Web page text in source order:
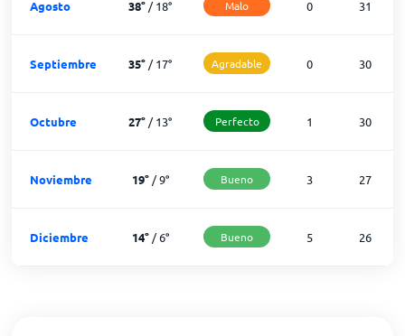
Agosto 38° /18° Malo 0 31
Septiembre 35° /17° Agradable 0 30
Octubre 27° /13° Perfecto 1 30
Noviembre 19°/9° Bueno 3 27
Diciembre 14°/6° Bueno 5 26